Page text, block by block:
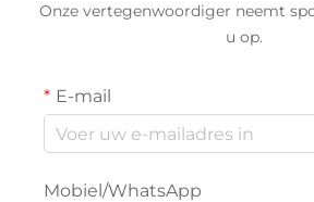
Onze vertegenwoordiger neemt
u op.
E-mail
Mobiel/WhatsApp